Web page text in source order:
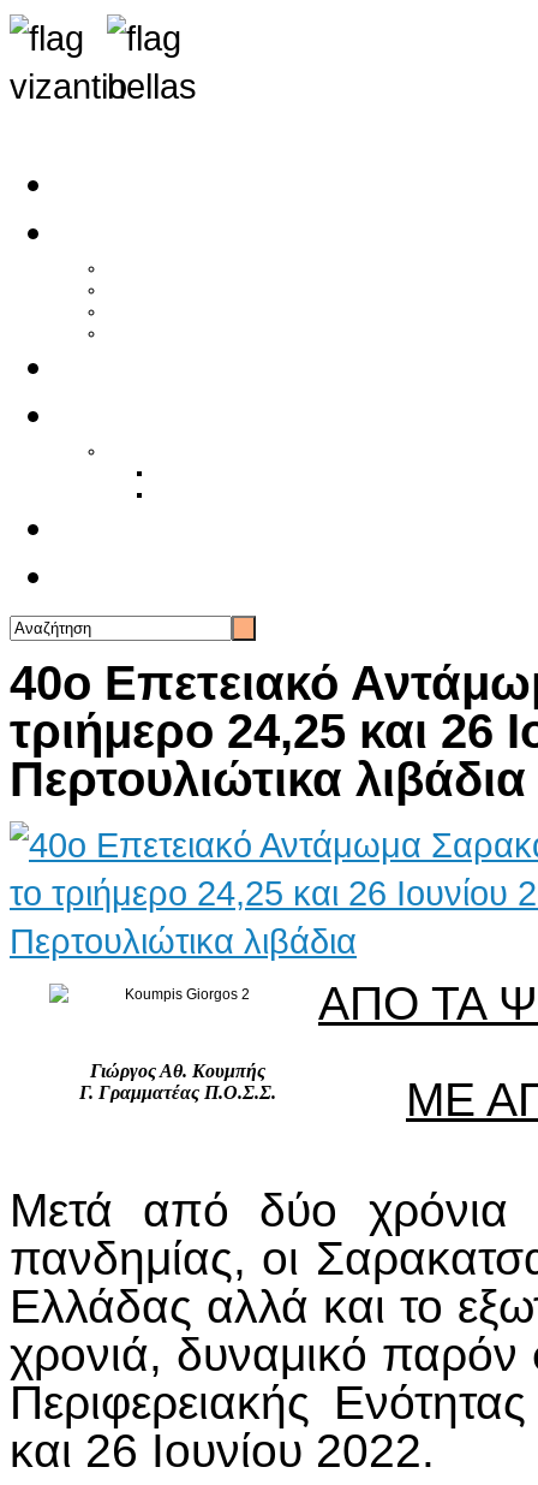
40ο Επετειακό
τριήμερο 24,25 και 26
Περτουλιώτικα λιβάδια
Γιώργος Αθ. Κουμπής
Γ. Γραμματέας Π.Ο.Σ.Σ.
ΑΠΟ ΤΑ
ΜΕ
Μετά από δύο χρόνια
πανδημίας, οι
Ελλάδας αλλά και το
χρονιά, δυναμικό παρόν
Περιφερειακής
και 26 Ιουνίου 2022.